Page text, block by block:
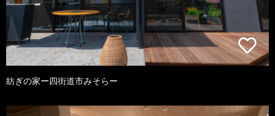
紡ぎの家ー四街道市みそらー